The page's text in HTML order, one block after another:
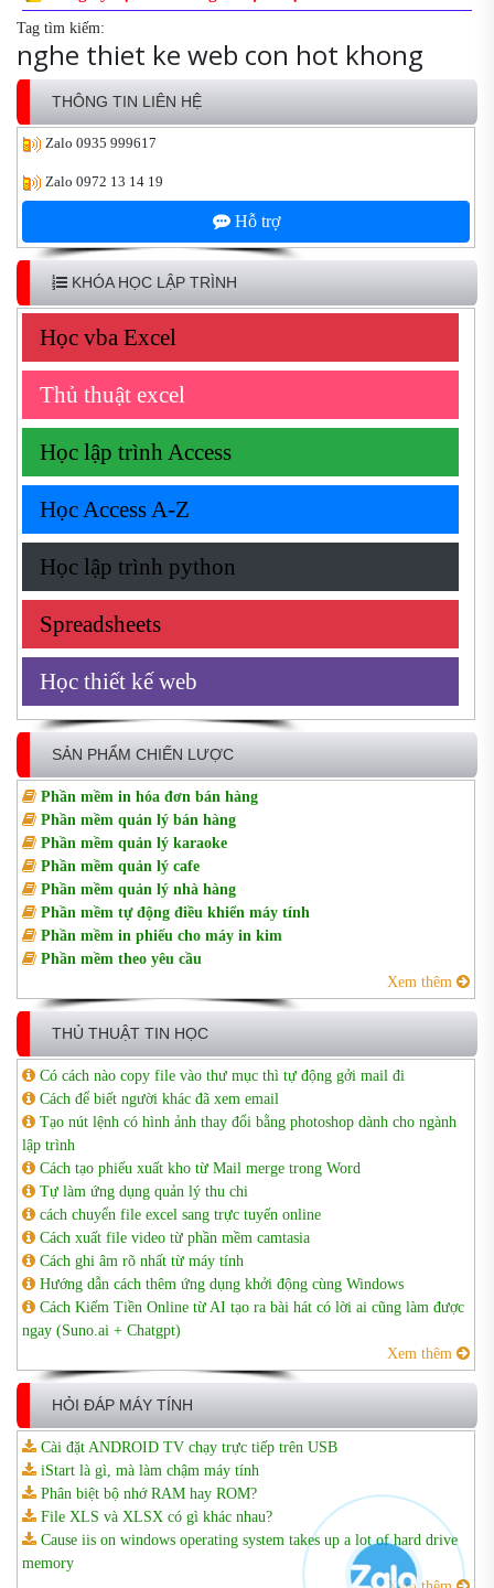
Tag tìm kiếm:
nghe thiet ke web con hot khong
THÔNG TIN LIÊN HỆ
Zalo 0935 999617
Zalo 0972 13 14 19
Hỗ trợ
KHÓA HỌC LẬP TRÌNH
Học vba Excel
Thủ thuật excel
Học lập trình Access
Học Access A-Z
Học lập trình python
Spreadsheets
Học thiết kế web
SẢN PHẨM CHIẾN LƯỢC
Phần mềm in hóa đơn bán hàng
Phần mềm quản lý bán hàng
Phần mềm quản lý karaoke
Phần mềm quản lý cafe
Phần mềm quản lý nhà hàng
Phần mềm tự động điều khiển máy tính
Phần mềm in phiếu cho máy in kim
Phần mềm theo yêu cầu
Xem thêm
THỦ THUẬT TIN HỌC
Có cách nào copy file vào thư mục thì tự động gởi mail đi
Cách để biết người khác đã xem email
Tạo nút lệnh có hình ảnh thay đổi bằng photoshop dành cho ngành
lập trình
Cách tạo phiếu xuất kho từ Mail merge trong Word
Tự làm ứng dụng quản lý thu chi
cách chuyển file excel sang trực tuyến online
Cách xuất file video từ phần mềm camtasia
Cách ghi âm rõ nhất từ máy tính
Hướng dẫn cách thêm ứng dụng khởi động cùng Windows
Cách Kiếm Tiền Online từ AI tạo ra bài hát có lời ai cũng làm được
ngay (Suno.ai + Chatgpt)
Xem thêm
HỎI ĐÁP MÁY TÍNH
Cài đặt ANDROID TV chạy trực tiếp trên USB
iStart là gì, mà làm chậm máy tính
Phân biệt bộ nhớ RAM hay ROM?
File XLS và XLSX có gì khác nhau?
Cause iis on windows operating system takes up a lot of hard drive
memory